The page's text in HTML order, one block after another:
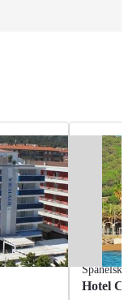
Španělsko
Hotel